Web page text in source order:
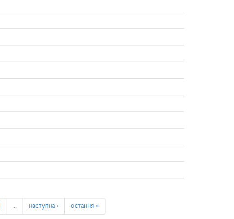
… наступна › остання »